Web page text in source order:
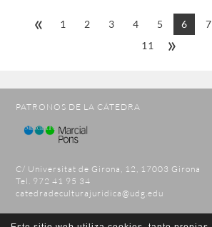
« 1 2 3 4 5 6 7
11
»
PATRONOS DE LA CÁTEDRA
C/ Universitat de Girona, 12, 17003 Girona
Tel. 972 41 95 34
catedradeculturajuridica@udg.edu